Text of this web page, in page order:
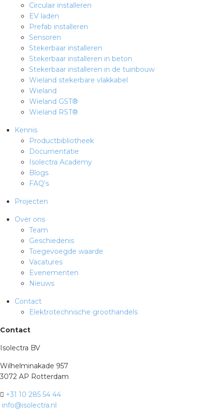
waarde
groothandels
Circulair installeren
EV laden
Prefab installeren
Sensoren
Stekerbaar installeren
Stekerbaar installeren in beton
Stekerbaar installeren in de tuinbouw
Wieland stekerbare vlakkabel
Wieland
Wieland GST®
Wieland RST®
Kennis
Productbibliotheek
Documentatie
Isolectra Academy
Blogs
FAQ's
Projecten
Over ons
Team
Geschiedenis
Toegevoegde waarde
Vacatures
Evenementen
Nieuws
Contact
Elektrotechnische groothandels
Contact
Isolectra BV
Wilhelminakade 957
3072 AP Rotterdam
+31 10 285 54 44
info@isolectra.nl